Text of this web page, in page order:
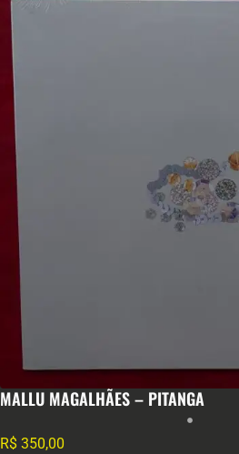
MALLU MAGALHÃES – PITANGA
R$ 350,00